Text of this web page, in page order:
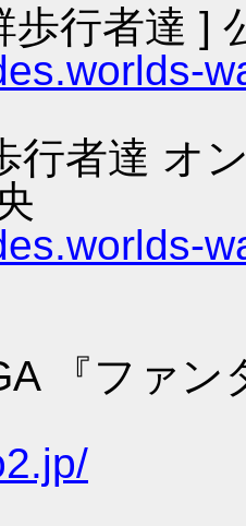
歩行者達 ]
者達 オ
『ファン